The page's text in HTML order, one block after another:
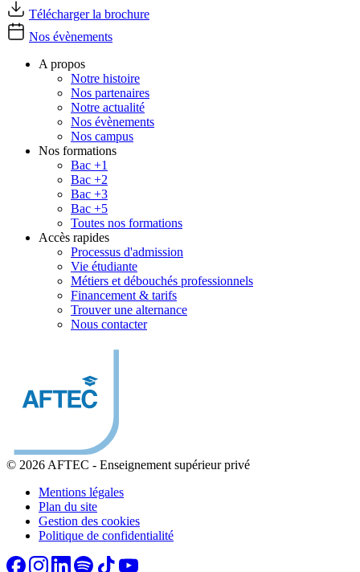
Télécharger la brochure
Nos évènements
A propos
Notre histoire
Nos partenaires
Notre actualité
Nos évènements
Nos campus
Nos formations
Bac +1
Bac +2
Bac +3
Bac +5
Toutes nos formations
Accès rapides
Processus d'admission
Vie étudiante
Métiers et débouchés professionnels
Financement & tarifs
Trouver une alternance
Nous contacter
© 2026 AFTEC - Enseignement supérieur privé
Mentions légales
Plan du site
Gestion des cookies
Politique de confidentialité